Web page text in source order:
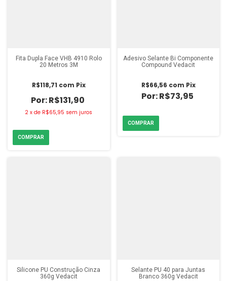
Fita Dupla Face VHB 4910 Rolo
20 Metros 3M
R$131,90
R$118,71 com Pix
2 xde R$65,95 sem juros
Adesivo Selante Bi Componente
Compound Vedacit
R$73,95
R$66,56 com Pix
Silicone PU Construção Cinza
360g Vedacit
Selante PU 40 para Juntas
Branco 360g Vedacit